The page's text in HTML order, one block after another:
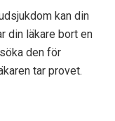
kan din
din läkare bort en
den för
tar provet.